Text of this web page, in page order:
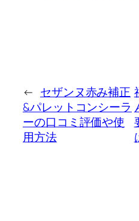
← セザンヌ赤み補正
&パレットコンシーラ
ーの口コミ評価や使
用方法